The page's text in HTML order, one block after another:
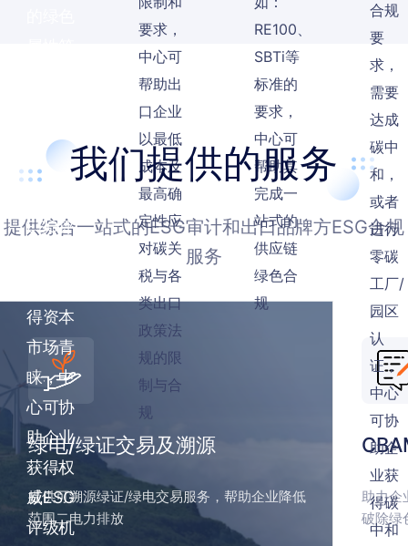
准要
素，以
ESG评
得资本
市场青
睐，中
心可协
助企业
获得权
威ESG
评级机
要求，
中心可
帮助出
口企业
以最低
成本及
最高确
定性应
对碳关
税与各
类出口
政策法
规的限
制与合
规
RE100、
SBTi等
标准的
要求，
中心可
帮助其
完成一
站式的
供应链
绿色合
规
合规
要
求，
需要
达成
碳中
和，
或者
进行
零碳
工厂/
园区
认
证，
中心
可协
助企
业获
得碳
中和
我们提供的服务
提供综合一站式的ESG审计和出口品牌方ESG合规
服务
绿电/绿证交易及溯源
提供可溯源绿证/绿电交易服务，帮助企业降低
范围二电力排放
助力企
破除绿